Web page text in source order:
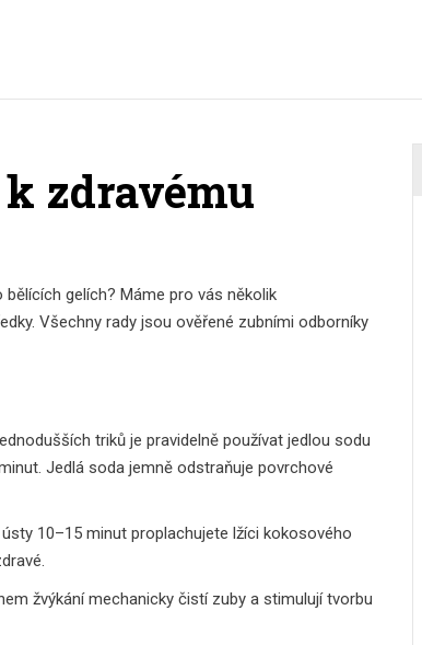
zdravému
gelích? Máme pro vás několik
Všechny rady jsou ověřené zubními odborníky
triků je pravidelně používat jedlou sodu
Jedlá soda jemně odstraňuje povrchové
10–15 minut proplachujete lžíci kokosového
žvýkání mechanicky čistí zuby a stimulují tvorbu